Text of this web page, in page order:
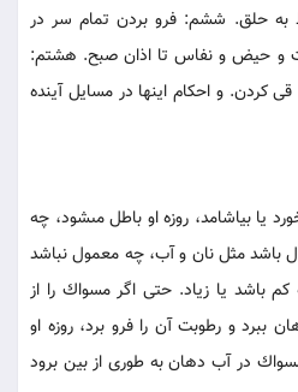
به حلق. ششم: فرو بردن تمام سر در
و حيض و نفاس تا اذان صبح. هشتم:
كردن. و احكام اينها در مسايل آينده
يا بياشامد، روزه او باطل مى‏شود، چه
باشد مثل نان و آب، چه معمول نباشد
باشد يا زياد. حتى اگر مسواك را از
ببرد و رطوبت آن را فرو برد، روزه او
در آب دهان به طورى از بين برود